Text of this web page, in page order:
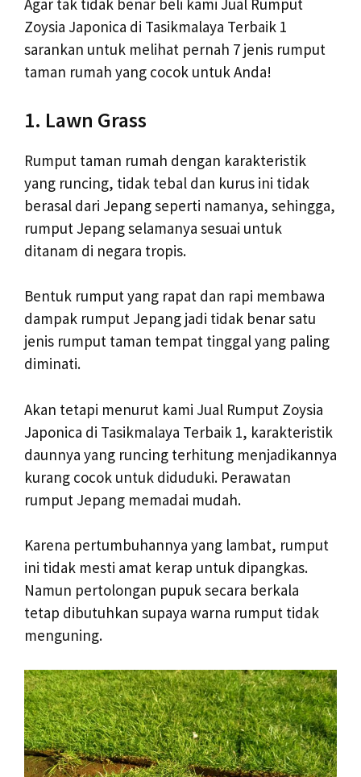
Agar tak tidak benar beli kami Jual Rumput
Zoysia Japonica di Tasikmalaya Terbaik 1
sarankan untuk melihat pernah 7 jenis rumput
taman rumah yang cocok untuk Anda!
1. Lawn Grass
Rumput taman rumah dengan karakteristik
yang runcing, tidak tebal dan kurus ini tidak
berasal dari Jepang seperti namanya, sehingga,
rumput Jepang selamanya sesuai untuk
ditanam di negara tropis.
Bentuk rumput yang rapat dan rapi membawa
dampak rumput Jepang jadi tidak benar satu
jenis rumput taman tempat tinggal yang paling
diminati.
Akan tetapi menurut kami Jual Rumput Zoysia
Japonica di Tasikmalaya Terbaik 1, karakteristik
daunnya yang runcing terhitung menjadikannya
kurang cocok untuk diduduki. Perawatan
rumput Jepang memadai mudah.
Karena pertumbuhannya yang lambat, rumput
ini tidak mesti amat kerap untuk dipangkas.
Namun pertolongan pupuk secara berkala
tetap dibutuhkan supaya warna rumput tidak
menguning.